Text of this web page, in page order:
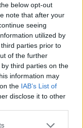
below opt-out
note that after your
seeing
utilized by
parties prior to
of the further
third parties on the
information may
the IAB’s List of
disclose it to other